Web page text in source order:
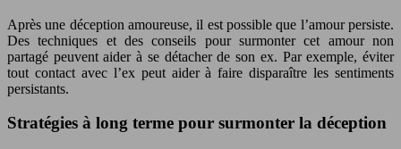
Après une déception amoureuse, il est possible que l’amour persiste.
Des techniques et des conseils pour surmonter cet amour non
partagé peuvent aider à se détacher de son ex. Par exemple, éviter
tout contact avec l’ex peut aider à faire disparaître les sentiments
persistants.
Stratégies à long terme pour surmonter la déception